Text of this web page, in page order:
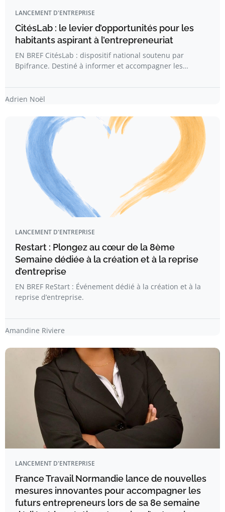
LANCEMENT D'ENTREPRISE
CitésLab : le levier d’opportunités pour les
habitants aspirant à l’entrepreneuriat
EN BREF CitésLab : dispositif national soutenu par
Bpifrance. Destiné à informer et accompagner les…
Adrien Noël
LANCEMENT D'ENTREPRISE
Restart : Plongez au cœur de la 8ème
Semaine dédiée à la création et à la reprise
d’entreprise
EN BREF ReStart : Événement dédié à la création et à la
reprise d’entreprise.
Amandine Riviere
LANCEMENT D'ENTREPRISE
France Travail Normandie lance de nouvelles
mesures innovantes pour accompagner les
futurs entrepreneurs lors de sa 8e semaine